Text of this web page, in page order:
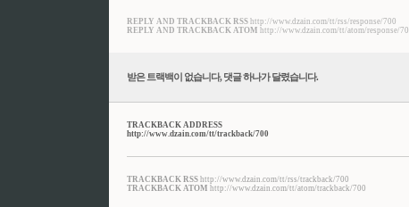
REPLY AND TRACKBACK RSS http://www.dzain.com/tt/rss/response/700
REPLY AND TRACKBACK ATOM
http://www.dzain.com/tt/atom/response/
받은 트랙백이 없습니다, 댓글하나가 달렸습니다.
TRACKBACK ADDRESS
http://www.dzain.com/tt/trackback/700
TRACKBACK RSS http://www.dzain.com/tt/rss/trackback/700
TRACKBACK ATOM http://www.dzain.com/tt/atom/trackback/700